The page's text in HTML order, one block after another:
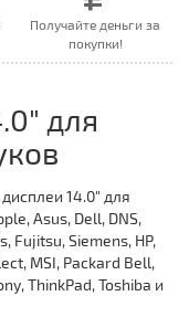
Получайте деньги за
покупки!
для
14.0" для
Asus, Dell, DNS,
Fujitsu, Siemens, HP,
MSI, Packard Bell,
ThinkPad, Toshiba и